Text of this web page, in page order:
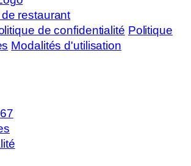
restaurant
de confidentialité Politique
Modalités d'utilisation